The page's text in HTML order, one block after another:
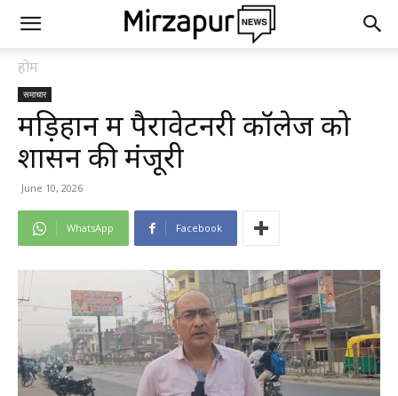
होम
समाचार
मड़िहान में पैरावेटनरी कॉलेज को
शासन की मंजूरी
June 10, 2026
WhatsApp Facebook